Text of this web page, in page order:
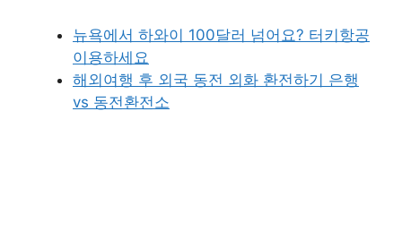
뉴욕에서 하와이 100달러 넘어요? 터키항공
이용하세요
해외여행 후 외국 동전 외화 환전하기 은행
vs 동전환전소